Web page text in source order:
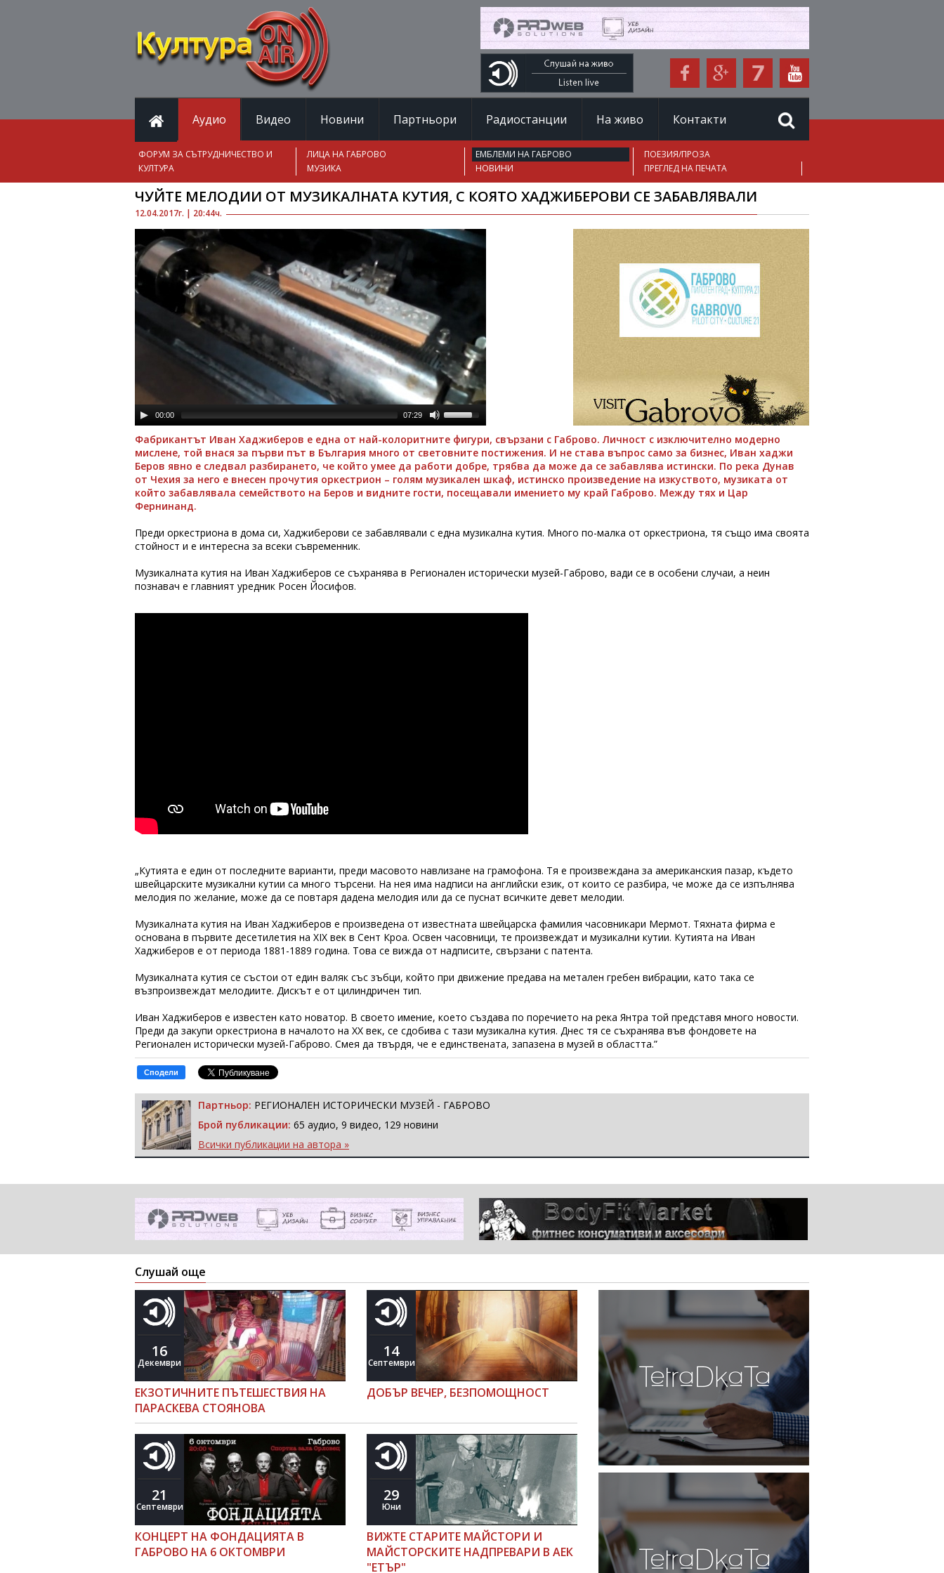
Аудио Видео Новини Партньори Радиостанции На живо Контакти
ФОРУМ ЗА СЪТРУДНИЧЕСТВО И
КУЛТУРА
ЛИЦА НА ГАБРОВО ЕМБЛЕМИ НА ГАБРОВО
ПОЕЗИЯ/ПРОЗА
МУЗИКА
НОВИНИ ПРЕГЛЕД НА ПЕЧАТА
12.04.2017г. | 20:44ч.
ЧУЙТЕ МЕЛОДИИ ОТ МУЗИКАЛНАТА КУТИЯ, С КОЯТО ХАДЖИБЕРОВИ СЕ ЗАБАВЛЯВАЛИ
00:00 07:29
Фабрикантът Иван Хаджиберов е една от най-колоритните фигури, свързани с Габрово. Личност с изключително модерно
мислене, той внася за първи път в България много от световните постижения. И не става въпрос само за бизнес, Иван хаджи
Беров явно е следвал разбирането, че който умее да работи добре, трябва да може да се забавлява истински. По река Дунав
от Чехия за него е внесен прочутия оркестрион – голям музикален шкаф, истинско произведение на изкуството, музиката от
който забавлявала семейството на Беров и видните гости, посещавали имението му край Габрово. Между тях и Цар
Фернинанд.
Преди оркестриона в дома си, Хаджиберови се забавлявали с една музикална кутия. Много по-малка от оркестриона, тя също има своята
стойност и е интересна за всеки съвременник.
Музикалната кутия на Иван Хаджиберов се съхранява в Регионален исторически музей-Габрово, вади се в особени случаи, а неин
познавач е главният уредник Росен Йосифов.
„Кутията е един от последните варианти, преди масовото навлизане на грамофона. Тя е произвеждана за американския пазар, където
швейцарските музикални кутии са много търсени. На нея има надписи на английски език, от които се разбира, че може да се изпълнява
мелодия по желание, може да се повтаря дадена мелодия или да се пуснат всичките девет мелодии.
Музикалната кутия на Иван Хаджиберов е произведена от известната швейцарска фамилия часовникари Мермот. Тяхната фирма е
основана в първите десетилетия на ХІХ век в Сент Кроа. Освен часовници, те произвеждат и музикални кутии. Кутията на Иван
Хаджиберов е от периода 1881-1889 година. Това се вижда от надписите, свързани с патента.
Музикалната кутия се състои от един валяк със зъбци, който при движение предава на метален гребен вибрации, като така се
възпроизвеждат мелодиите. Дискът е от цилиндричен тип.
Иван Хаджиберов е известен като новатор. В своето имение, което създава по поречието на река Янтра той представя много новости.
Преди да закупи оркестриона в началото на ХХ век, се сдобива с тази музикална кутия. Днес тя се съхранява във фондовете на
Регионален исторически музей-Габрово. Смея да твърдя, че е единствената, запазена в музей в областта.”
Сподели
Партньор: РЕГИОНАЛЕН ИСТОРИЧЕСКИ МУЗЕЙ - ГАБРОВО
Брой публикации: 65 аудио, 9 видео, 129 новини
Всички публикации на автора »
Слушай още
16
Декември
ЕКЗОТИЧНИТЕ ПЪТЕШЕСТВИЯ НА
ПАРАСКЕВА СТОЯНОВА
14
Септември
ДОБЪР ВЕЧЕР, БЕЗПОМОЩНОСТ
21
Септември
КОНЦЕРТ НА ФОНДАЦИЯТА В
ГАБРОВО НА 6 ОКТОМВРИ
29
Юни
ВИЖТЕ СТАРИТЕ МАЙСТОРИ И
МАЙСТОРСКИТЕ НАДПРЕВАРИ В АЕК
"ЕТЪР"